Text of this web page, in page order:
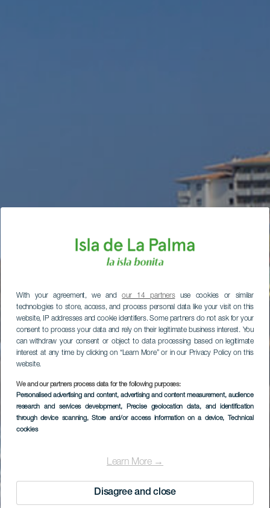
With your agreement, we andour 14 partnersuse cookies or similar
technologies to store, access, and process personal data like your visit on this
website, IP addresses and cookie identifiers. Some partners do not ask for your
consent to process your data and rely on their legitimate business interest. You
can withdraw your consent or object to data processing based on legitimate
interest at any time by clicking on “Learn More” or in our Privacy Policy on this
website.
We and our partners process data for the following purposes:
Personalised advertising and content, advertising and content measurement, audience
research and services development, Precise geolocation data, and identification
through device scanning, Store and/or access information on a device, Technical
cookies
Learn More →
Disagree and close